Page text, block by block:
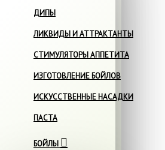
ДИПЫ
ЛИКВИДЫ И АТТРАКТАНТЫ
СТИМУЛЯТОРЫ АППЕТИТА
ИЗГОТОВЛЕНИЕ БОЙЛОВ
ИСКУССТВЕННЫЕ НАСАДКИ
ПАСТА
БОЙЛЫ